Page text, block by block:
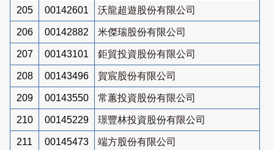
205 00142601 沃龍超遊股份有限公司
206 00142882 米傑瑞股份有限公司
207 00143101 鉅貿投資股份有限公司
208 00143496 賀宸股份有限公司
209 00143550 常蕙投資股份有限公司
210 00145229 璟豐林投資股份有限公司
211 00145473 端方股份有限公司